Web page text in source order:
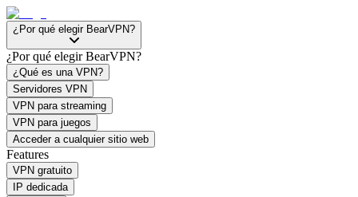
¿Por qué elegir BearVPN?
¿Por qué elegir BearVPN?
¿Qué es una VPN?
Servidores VPN
VPN para streaming
VPN para juegos
Acceder a cualquier sitio web
Features
VPN gratuito
IP dedicada